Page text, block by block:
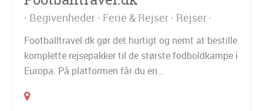
Begivenheder Ferie & Rejser Rejser
Footballtravel.dk gør det hurtigt og nemt at bestille
komplette rejsepakker til de største fodboldkampe i
Europa. På platformen får du en…